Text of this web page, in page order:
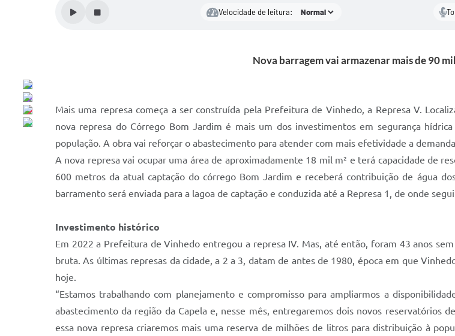
Velocidade de leitura:
Nova barragem vai armazenar mais de 90
Mais uma represa começa a ser construída pela Prefeitura de Vinhedo, a Represa V.
nova represa do Córrego Bom Jardim é mais um dos investimentos em segurança
população. A obra vai reforçar o abastecimento para atender com mais efetividade a
A nova represa vai ocupar uma área de aproximadamente 18 mil m² e terá capacidade de
600 metros da atual captação do córrego Bom Jardim e receberá contribuição de água
barramento será enviada para a lagoa de captação e conduzida até a Represa 1, de onde
Investimento histórico
Em 2022 a Prefeitura de Vinhedo entregou a represa IV. Mas, até então, foram 43 anos
bruta. As últimas represas da cidade, a 2 a 3, datam de antes de 1980, época em que
hoje.
“Estamos trabalhando com planejamento e compromisso para ampliarmos a
abastecimento da região da Capela e, nesse mês, entregaremos dois novos reservatórios
essa nova represa criaremos mais uma reserva de milhões de litros para distribuição à